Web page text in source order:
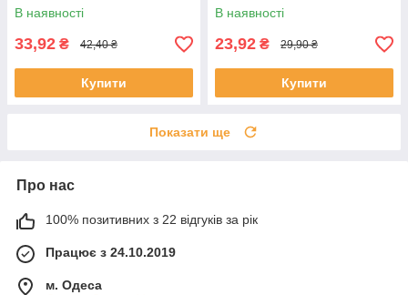
В наявності
33,92 ₴ 42,40 ₴
Купити
В наявності
23,92 ₴ 29,90 ₴
Купити
Показати ще
Про нас
100% позитивних з 22 відгуків за рік
Працює з 24.10.2019
м. Одеса